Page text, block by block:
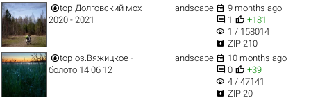
top Долговский мох
2020 - 2021
landscape  9 months ago
 1  +181
visibility 1 / 158014
 ZIP 210
top оз.Вяжицкое -
болото 14 06 12
landscape  10 months ago
 0  +39
visibility 4 / 47141
 ZIP 20